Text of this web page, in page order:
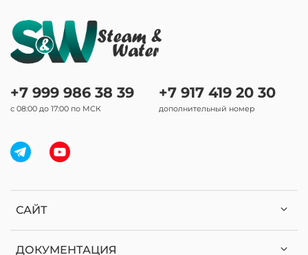
САЙТ
ДОКУМЕНТАЦИЯ
+7 999 986 38 39
с 08:00 до 17:00 по МСК
+7 917 419 20 30
дополнительный номер